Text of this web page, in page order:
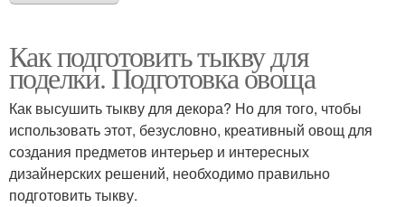
Как подготовить тыкву для
поделки. Подготовка овоща
Как высушить тыкву для декора? Но для того, чтобы
использовать этот, безусловно, креативный овощ для
создания предметов интерьер и интересных
дизайнерских решений, необходимо правильно
подготовить тыкву.